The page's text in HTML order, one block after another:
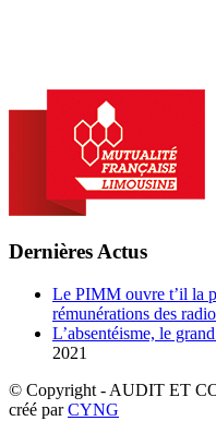
Dernières Actus
Le PIMM ouvre t’il la
rémunérations des
L’absentéisme, le
2021
© Copyright - AUDIT ET
créé parCYNG